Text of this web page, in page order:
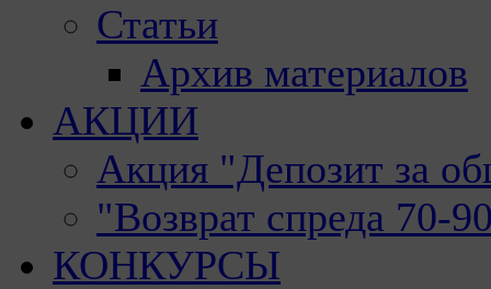
Статьи
Архив материалов
АКЦИИ
Акция "Депозит за
"Возврат спреда 70-
КОНКУРСЫ